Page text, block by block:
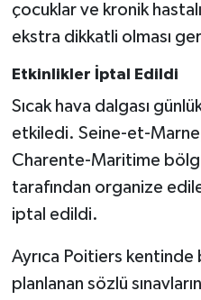
çocuklar ve kronik
ekstra dikkatli olması
Etkinlikler İptal Edildi
Sıcak hava dalgası
etkiledi. Seine-et-
Charente-Maritime
tarafından organize
iptal edildi.
Ayrıca Poitiers kentinde
planlanan sözlü